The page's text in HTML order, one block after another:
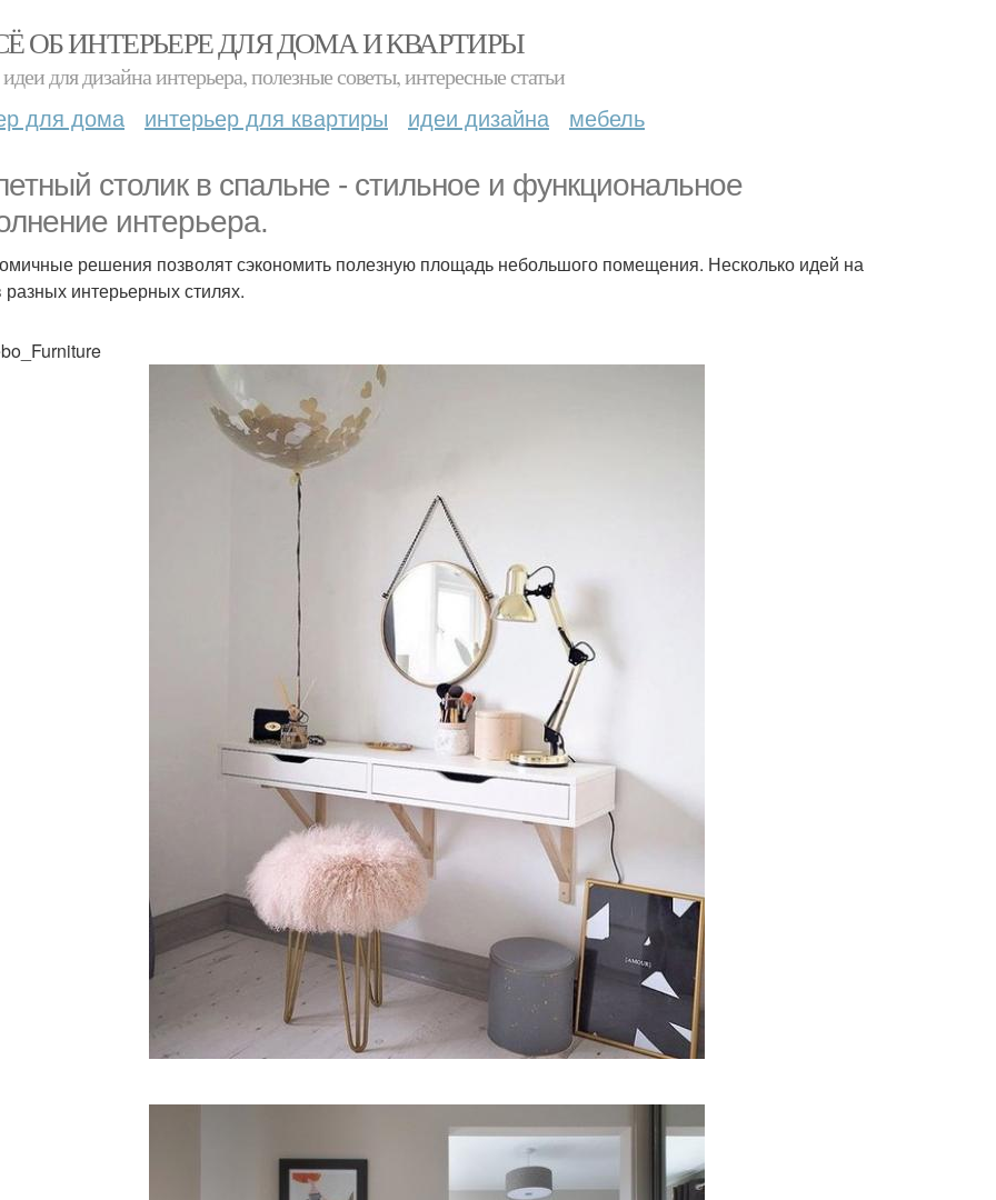
ОБ ИНТЕРЬЕРЕ ДЛЯ ДОМА И КВАРТИРЫ
для дизайна интерьера, полезные советы, интересные статьи
для дома интерьер для квартиры идеи дизайна мебель
столик в спальне - стильное и функциональное
интерьера.
решения позволят сэкономить полезную площадь небольшого помещения. Несколько идей на
разных интерьерных стилях.